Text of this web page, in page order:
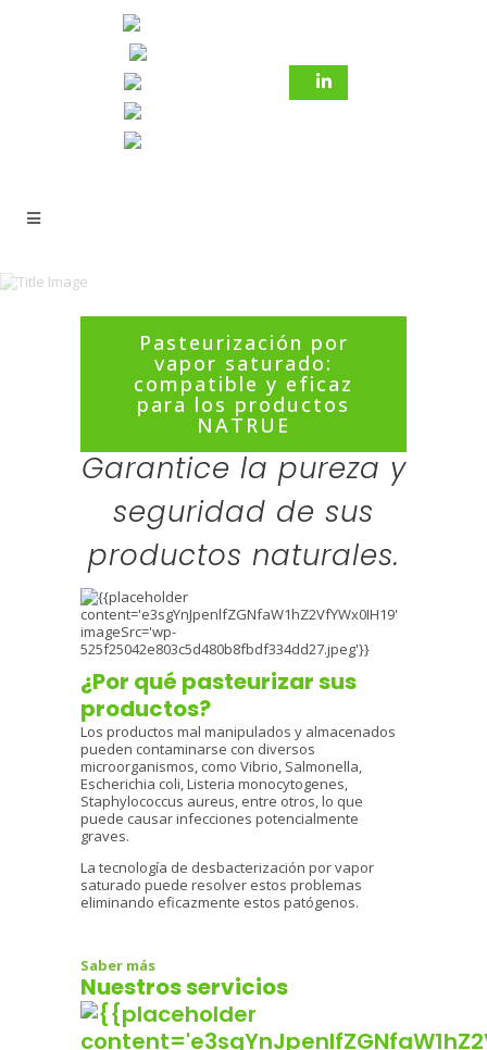
Pasteurización por
vapor saturado:
compatible y eficaz
para los productos
NATRUE
Pasteurización por vapor
saturado: compatible y
eficaz para los productos
NATRUE
Garantice la pureza y
seguridad de sus
productos naturales.
¿Por qué pasteurizar sus
productos?
Los productos mal manipulados y almacenados
pueden contaminarse con diversos
microorganismos, como Vibrio, Salmonella,
Escherichia coli, Listeria monocytogenes,
Staphylococcus aureus, entre otros, lo que
puede causar infecciones potencialmente
graves.
La tecnología de desbacterización por vapor
saturado puede resolver estos problemas
eliminando eficazmente estos patógenos.
Saber más
Nuestros servicios